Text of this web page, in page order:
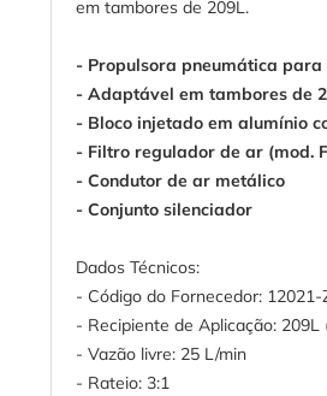
em tambores de 209L.
- Propulsora pneumática para
- Adaptável em tambores de
- Bloco injetado em alumínio
- Filtro regulador de ar (mod.
- Condutor de ar metálico
- Conjunto silenciador
Dados Técnicos:
- Código do Fornecedor: 12021-
- Recipiente de Aplicação: 209L
- Vazão livre: 25 L/min
- Rateio: 3:1